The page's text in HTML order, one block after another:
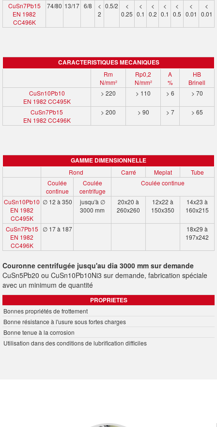
CuSn7Pb15
EN 1982
CC496K
74/80 13/17 6/8
<
2
0.5/2
<
0.25
<
0.1
<
0.2
<
0.1
<
0.5
<
0.01
<
0.01
CARACTERISTIQUES MECANIQUES
Rm
N/mm²
Rp0,2
N/mm²
A
%
HB
Brinell
CuSn10Pb10
EN 1982 CC495K
> 220 > 110 > 6 > 70
CuSn7Pb15
EN 1982 CC496K
> 200 > 90 > 7 > 65
GAMME DIMENSIONNELLE
Rond Carré Meplat
Tube
Coulée
continue
Coulée
centrifuge
Coulée continue
CuSn10Pb10
EN 1982
CC495K
∅ 12 à 350
jusqu'à ∅
3000 mm
20x20 à
260x260
12x22 à
150x350
14x23 à
160x215
CuSn7Pb15
EN 1982
CC496K
∅ 17 à 187
18x29 à
197x242
Couronne centrifugée jusqu'au dia 3000 mm sur demande
CuSn5Pb20 ou CuSn10Pb10Ni3 sur demande, fabrication spéciale
avec un minimum de quantité
PROPRIETES
Bonnes propriétés de frottement
Bonne résistance à l'usure sous fortes charges
Bonne tenue à la corrosion
Utilisation dans des conditions de lubrification difficiles